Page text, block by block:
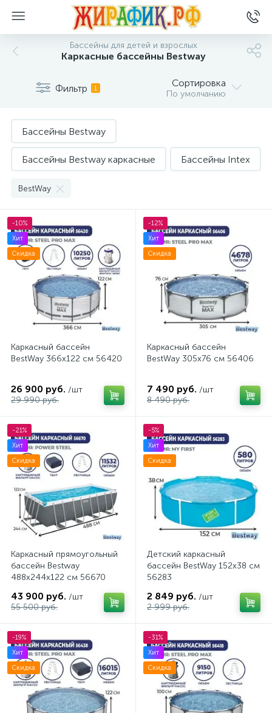
Бассейны для детей и взрослых
Каркасные бассейны Bestway
Фильтр 1 Сортировка
По умолчанию
Бассейны Bestway
Бассейны Bestway каркасные Бассейны Intex
детские
Круглые бассейны
Круглые каркасные бассейны овальные
прямоугольные Прямоугольные бассейны
тент
BestWay
-10%
Хит
Скидка
Каркасный бассейн
BestWay 366x122 см 56420
26 900 руб. /шт
29 990 руб.
-12%
Хит
Скидка
Каркасный бассейн
BestWay 305x76 см 56406
7 490 руб. /шт
8 490 руб.
-21%
Хит
Скидка
Каркасный прямоугольный
бассейн Bestway
488x244x122 см 56670
43 900 руб. /шт
55 500 руб.
-5%
Хит
Скидка
Детский каркасный
бассейн BestWay 152x38 см
56283
2 849 руб. /шт
2 999 руб.
-19%
Хит
Скидка
-31%
Хит
Скидка